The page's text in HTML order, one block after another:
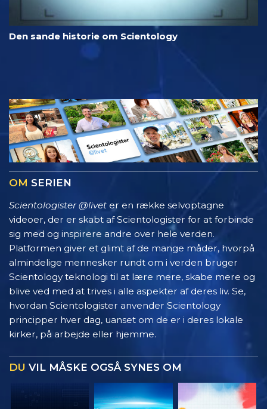
Den sande historie om Scientology
OM SERIEN
Scientologister @livet er en række selvoptagne
videoer, der er skabt af Scientologister for at forbinde
sig med og inspirere andre over hele verden.
Platformen giver et glimt af de mange måder, hvorpå
almindelige mennesker rundt om i verden bruger
Scientology teknologi til at lære mere, skabe mere og
blive ved med at trives i alle aspekter af deres liv. Se,
hvordan Scientologister anvender Scientology
principper hver dag, uanset om de er i deres lokale
kirker, på arbejde eller hjemme.
DU VIL MÅSKE OGSÅ SYNES OM